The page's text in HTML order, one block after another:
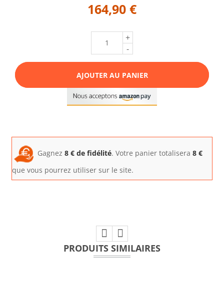
164,90 €
+
-
AJOUTER AU PANIER
Gagnez 8 € de fidélité. Votre panier totalisera 8 €
que vous pourrez utiliser sur le site.
PRODUITS SIMILAIRES